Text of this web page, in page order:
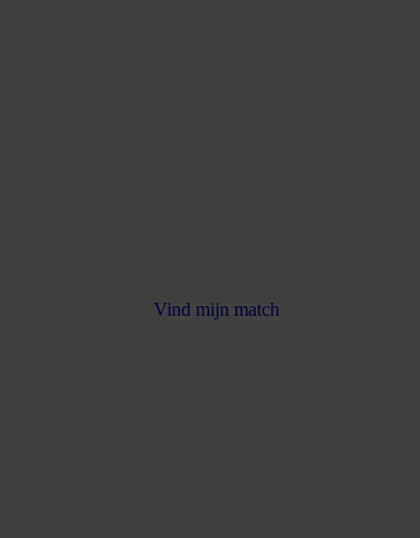
Vind mijn match